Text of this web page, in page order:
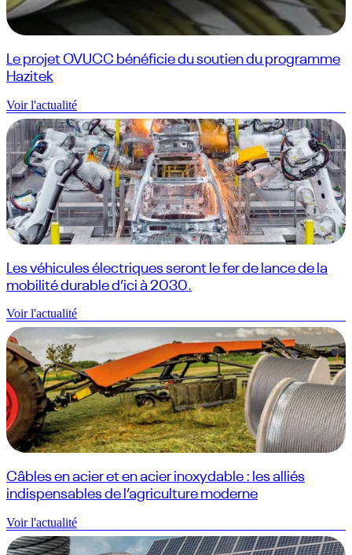
Le projet OVUCC bénéficie du soutien du programme
Hazitek
Voir l'actualité
Les véhicules électriques seront le fer de lance de la
mobilité durable d’ici à 2030.
Voir l'actualité
Câbles en acier et en acier inoxydable : les alliés
indispensables de l’agriculture moderne
Voir l'actualité